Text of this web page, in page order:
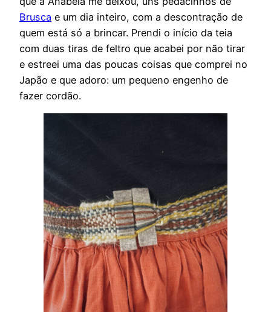
Brusca e um dia inteiro, com a descontração de
quem está só a brincar. Prendi o início da teia
com duas tiras de feltro que acabei por não tirar
e estreei uma das poucas coisas que comprei no
Japão e que adoro: um pequeno engenho de
fazer cordão.